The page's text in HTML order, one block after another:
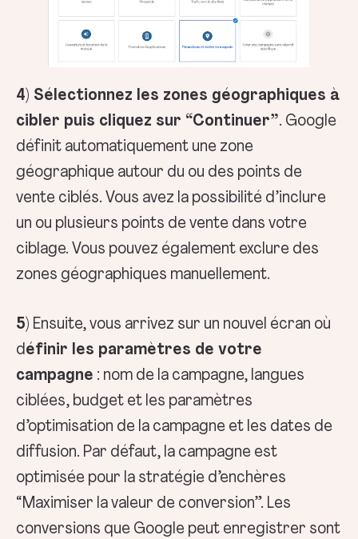
4) Sélectionnez les zones géographiques à
cibler puis cliquez sur “Continuer”. Google
définit automatiquement une zone
géographique autour du ou des points de
vente ciblés. Vous avez la possibilité d’inclure
un ou plusieurs points de vente dans votre
ciblage. Vous pouvez également exclure des
zones géographiques manuellement.
5) Ensuite, vous arrivez sur un nouvel écran où
définir les paramètres de votre
campagne : nom de la campagne, langues
ciblées, budget et les paramètres
d’optimisation de la campagne et les dates de
diffusion. Par défaut, la campagne est
optimisée pour la stratégie d’enchères
“Maximiser la valeur de conversion”. Les
conversions que Google peut enregistrer sont